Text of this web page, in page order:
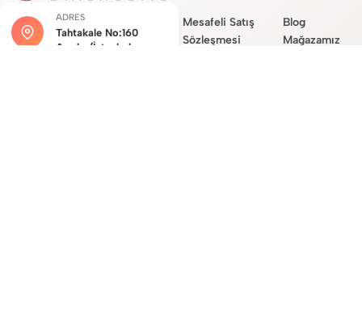
ADRES
Tahtakale No:160
Avcılar/İstanbul
Mesafeli Satış
Sözleşmesi
Blog
Mağazamız